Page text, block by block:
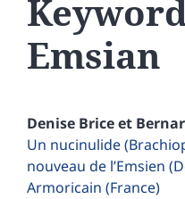
Emsian
Denise Briceet
Un nucinulide
nouveau de l’Emsien
Armoricain (France)